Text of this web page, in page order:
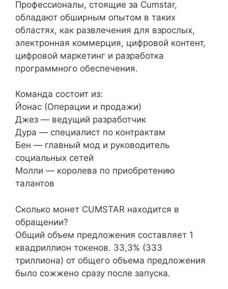
Профессионалы, стоящие за Cumstar,
обладают обширным опытом в таких
областях, как развлечения для взрослых,
электронная коммерция, цифровой контент,
цифровой маркетинг и разработка
программного обеспечения.
Команда состоит из:
Йонас (Операции и продажи)
Джез — ведущий разработчик
Дура — специалист по контрактам
Бен — главный мод и руководитель
социальных сетей
Молли — королева по приобретению
талантов
Сколько монет CUMSTAR находится в
обращении?
Общий объем предложения составляет 1
квадриллион токенов. 33,3% (333
триллиона) от общего объема предложения
было сожжено сразу после запуска.